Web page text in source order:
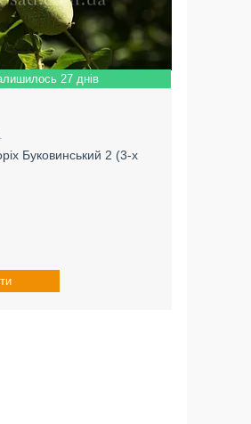
27 днів
Буковинський 2 (3-х